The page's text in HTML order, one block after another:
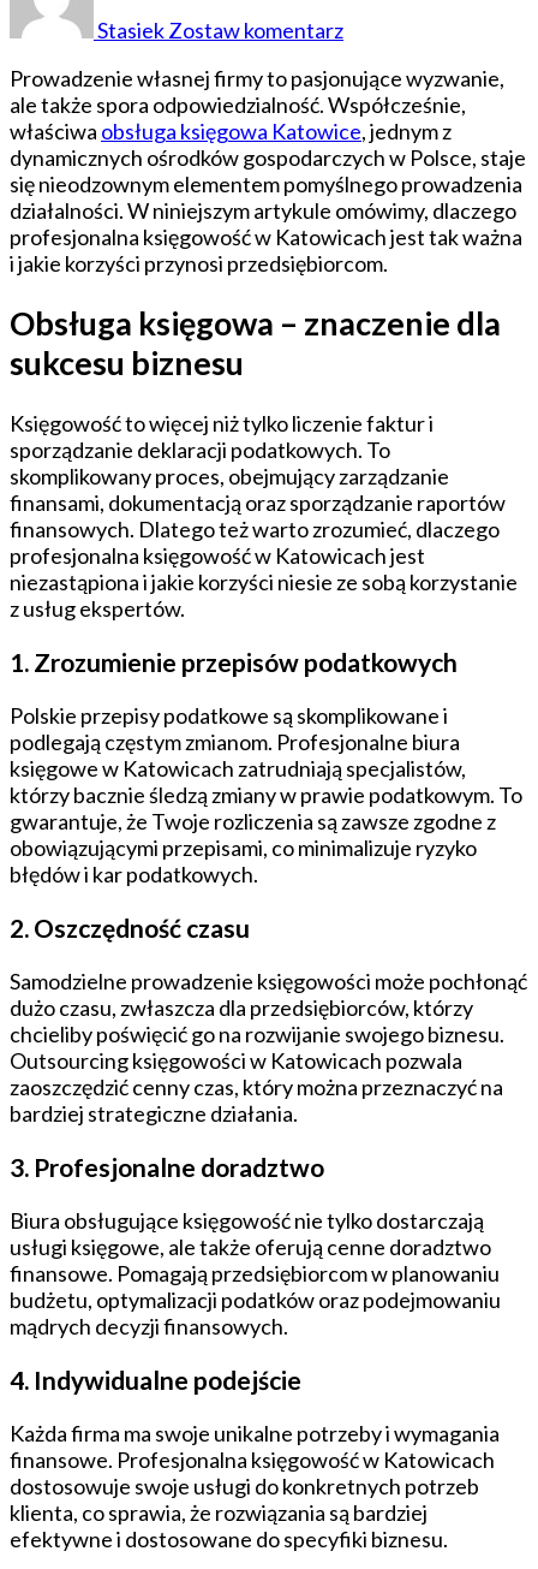
StasiekZostaw komentarz
w
Katowicach
–
Klucz
do
Biznesowego
Rozwoju
Prowadzenie własnej firmy to pasjonujące wyzwanie,
ale także spora odpowiedzialność. Współcześnie,
właściwa obsługa księgowa Katowice, jednym z
dynamicznych ośrodków gospodarczych w Polsce, staje
się nieodzownym elementem pomyślnego prowadzenia
działalności. W niniejszym artykule omówimy, dlaczego
profesjonalna księgowość w Katowicach jest tak ważna
i jakie korzyści przynosi przedsiębiorcom.
Obsługa księgowa – znaczenie dla
sukcesu biznesu
Księgowość to więcej niż tylko liczenie faktur i
sporządzanie deklaracji podatkowych. To
skomplikowany proces, obejmujący zarządzanie
finansami, dokumentacją oraz sporządzanie raportów
finansowych. Dlatego też warto zrozumieć, dlaczego
profesjonalna księgowość w Katowicach jest
niezastąpiona i jakie korzyści niesie ze sobą korzystanie
z usług ekspertów.
1. Zrozumienie przepisów podatkowych
Polskie przepisy podatkowe są skomplikowane i
podlegają częstym zmianom. Profesjonalne biura
księgowe w Katowicach zatrudniają specjalistów,
którzy bacznie śledzą zmiany w prawie podatkowym. To
gwarantuje, że Twoje rozliczenia są zawsze zgodne z
obowiązującymi przepisami, co minimalizuje ryzyko
błędów i kar podatkowych.
2. Oszczędność czasu
Samodzielne prowadzenie księgowości może pochłonąć
dużo czasu, zwłaszcza dla przedsiębiorców, którzy
chcieliby poświęcić go na rozwijanie swojego biznesu.
Outsourcing księgowości w Katowicach pozwala
zaoszczędzić cenny czas, który można przeznaczyć na
bardziej strategiczne działania.
3. Profesjonalne doradztwo
Biura obsługujące księgowość nie tylko dostarczają
usługi księgowe, ale także oferują cenne doradztwo
finansowe. Pomagają przedsiębiorcom w planowaniu
budżetu, optymalizacji podatków oraz podejmowaniu
mądrych decyzji finansowych.
4. Indywidualne podejście
Każda firma ma swoje unikalne potrzeby i wymagania
finansowe. Profesjonalna księgowość w Katowicach
dostosowuje swoje usługi do konkretnych potrzeb
klienta, co sprawia, że rozwiązania są bardziej
efektywne i dostosowane do specyfiki biznesu.